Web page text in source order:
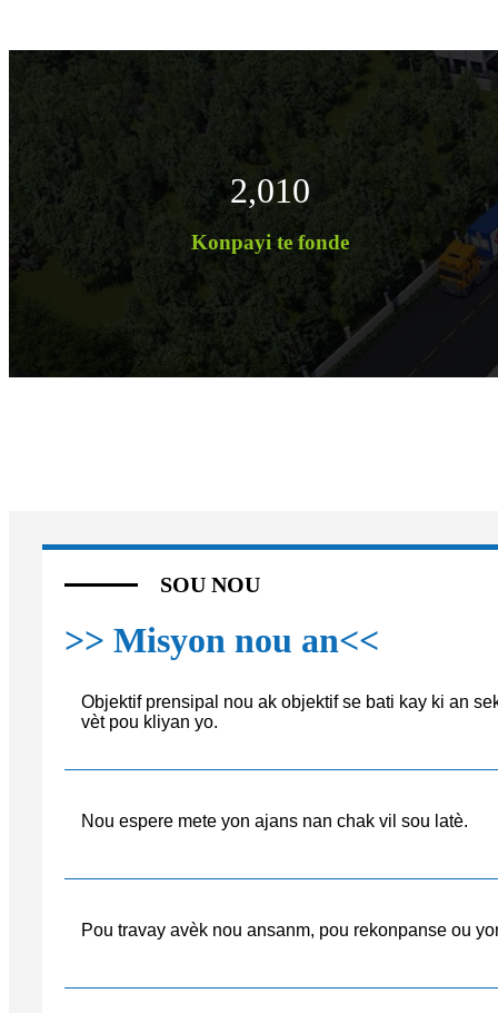
2,010
Konpayi te fonde
SOU NOU
>> Misyon nou an<<
Objektif prensipal nou ak objektif se bati kay ki an
vèt pou kliyan yo.
Nou espere mete yon ajans nan chak vil sou latè.
Pou travay avèk nou ansanm, pou rekonpanse ou